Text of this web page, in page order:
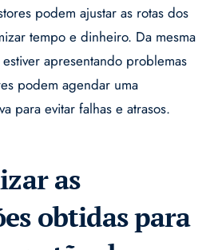
podem ajustar as rotas dos
tempo e dinheiro. Da mesma
apresentando problemas
podem agendar uma
para evitar falhas e atrasos.
as
obtidas para